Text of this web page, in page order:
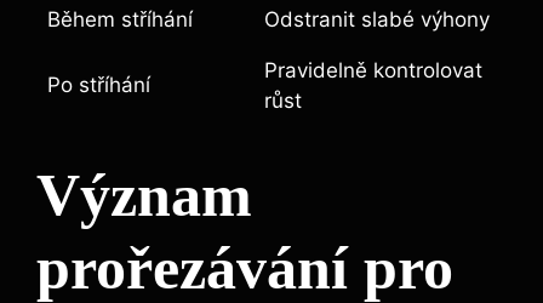
Během stříhání Odstranit slabé výhony
Po stříhání
Pravidelně kontrolovat
růst
Význam
prořezávání pro